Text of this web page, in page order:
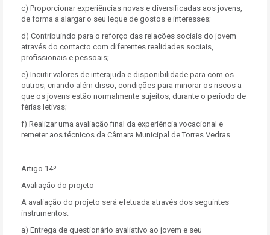
c) Proporcionar experiências novas e diversificadas aos jovens,
de forma a alargar o seu leque de gostos e interesses;
d) Contribuindo para o reforço das relações sociais do jovem
através do contacto com diferentes realidades sociais,
profissionais e pessoais;
e) Incutir valores de interajuda e disponibilidade para com os
outros, criando além disso, condições para minorar os riscos a
que os jovens estão normalmente sujeitos, durante o período de
férias letivas;
f) Realizar uma avaliação final da experiência vocacional e
remeter aos técnicos da Câmara Municipal de Torres Vedras.
Artigo 14º
Avaliação do projeto
A avaliação do projeto será efetuada através dos seguintes
instrumentos:
a) Entrega de questionário avaliativo ao jovem e seu